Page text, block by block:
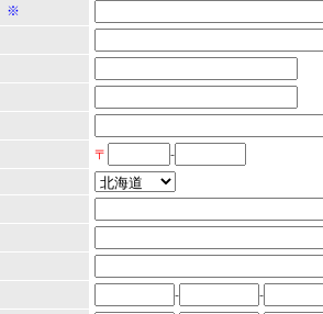
※
〒
-
-
-